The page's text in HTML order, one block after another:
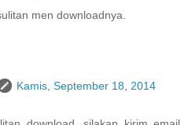
men downloadnya.
Kamis, September 18, 2014